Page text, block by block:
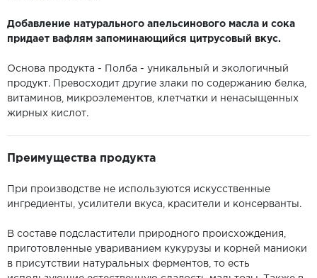
Добавление натурального апельсинового масла и сока
придает вафлям запоминающийся цитрусовый вкус.
Основа продукта - Полба - уникальный и экологичный
продукт. Превосходит другие злаки по содержанию белка,
витаминов, микроэлементов, клетчатки и ненасыщенных
жирных кислот.
Преимущества продукта
При производстве не используются искусственные
ингредиенты, усилители вкуса, красители и консерванты.
В составе подсластители природного происхождения,
приготовленные увариванием кукурузы и корней маниоки
в присутствии натуральных ферментов, то есть